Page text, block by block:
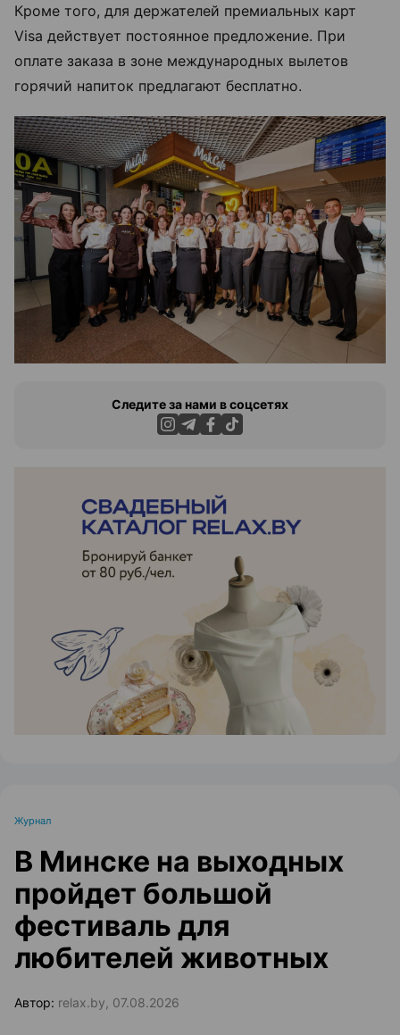
Кроме того, для держателей премиальных карт
Visa действует постоянное предложение. При
оплате заказа в зоне международных вылетов
горячий напиток предлагают бесплатно.
Следите за нами в соцсетях
ЭФФЕКТИВНАЯ РЕКЛАМА НА САЙТЕ
Журнал
В Минске на выходных
пройдет большой
фестиваль для
любителей животных
Автор: relax.by, 07.08.2026